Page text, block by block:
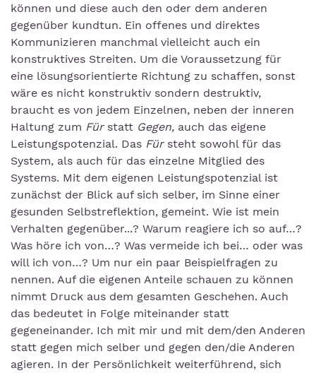
können und diese auch den oder dem anderen
gegenüber kundtun. Ein offenes und direktes
Kommunizieren manchmal vielleicht auch ein
konstruktives Streiten. Um die Voraussetzung für
eine lösungsorientierte Richtung zu schaffen, sonst
wäre es nicht konstruktiv sondern destruktiv,
braucht es von jedem Einzelnen, neben der inneren
Haltung zum Fürstatt Gegen, auch das eigene
Leistungspotenzial. Das Für steht sowohl für das
System, als auch für das einzelne Mitglied des
Systems. Mit dem eigenen Leistungspotenzial ist
zunächst der Blick auf sich selber, im Sinne einer
gesunden Selbstreflektion, gemeint. Wie ist mein
Verhalten gegenüber...? Warum reagiere ich so auf…?
Was höre ich von…? Was vermeide ich bei… oder was
will ich von…? Um nur ein paar Beispielfragen zu
nennen. Auf die eigenen Anteile schauen zu können
nimmt Druck aus dem gesamten Geschehen. Auch
das bedeutet in Folge miteinander statt
gegeneinander. Ich mit mir und mit dem/den Anderen
statt gegen mich selber und gegen den/die Anderen
agieren. In der Persönlichkeit weiterführend, sich